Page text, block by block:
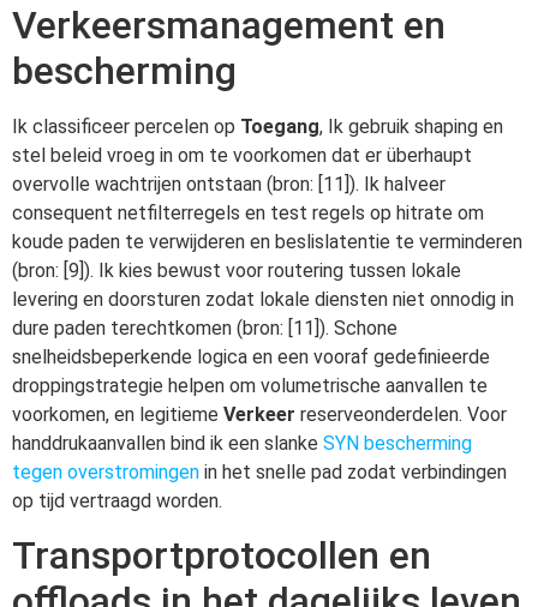
Verkeersmanagement en
bescherming
Ik classificeer percelen op Toegang, Ik gebruik shaping en
stel beleid vroeg in om te voorkomen dat er überhaupt
overvolle wachtrijen ontstaan (bron: [11]). Ik halveer
consequent netfilterregels en test regels op hitrate om
koude paden te verwijderen en beslislatentie te verminderen
(bron: [9]). Ik kies bewust voor routering tussen lokale
levering en doorsturen zodat lokale diensten niet onnodig in
dure paden terechtkomen (bron: [11]). Schone
snelheidsbeperkende logica en een vooraf gedefinieerde
droppingstrategie helpen om volumetrische aanvallen te
voorkomen, en legitieme Verkeer reserveonderdelen. Voor
handdrukaanvallen bind ik een slanke SYN bescherming
tegen overstromingen in het snelle pad zodat verbindingen
op tijd vertraagd worden.
Transportprotocollen en